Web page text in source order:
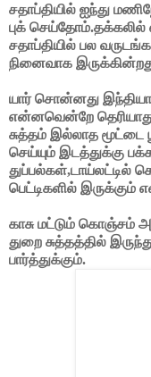
சதாப்தியில் ஐந்து
புக்
சதாப்தியில் பல
நினைவாக
யார் சொன்னது
என்னவென்றே
சுத்தம் இல்லாத மூட்டை
செய்யும் இடத்துக்கு
துப்பல்கள்,டாய்லட்டில்
பெட்டிகளில்
காசு மட்டும் கொஞ்சம்
துறை சுத்தத்தில்
பார்த்துக்கும்.